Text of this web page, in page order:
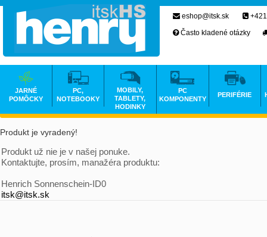
Produkt je vyradený!
Produkt už nie je v našej ponuke.
Kontaktujte, prosím, manažéra produktu:
Henrich Sonnenschein-ID0
itsk@itsk.sk
eshop@itsk.sk
Často kladené otázky
JARNÉ
POMÔCKY
PC,
NOTEBOOKY
MOBILY,
TABLETY,
HODINKY
PC
KOMPONENTY
PERIFÉRIE